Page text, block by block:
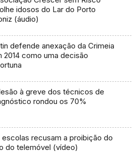
idosos do Lar do Porto
(áudio)
defende anexação da Crimeia
2014 como uma decisão
à greve dos técnicos de
rondou os 70%
escolas recusam a proibição do
do telemóvel (vídeo)